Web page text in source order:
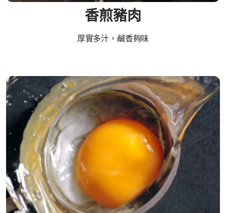
香煎豬肉
厚實多汁，鹹香夠味